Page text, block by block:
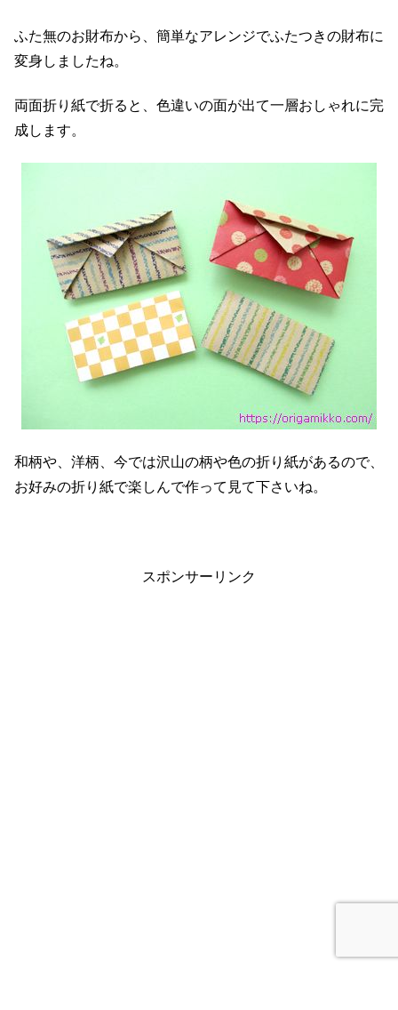
ふた無のお財布から、簡単なアレンジでふたつきの財布に
変身しましたね。
両面折り紙で折ると、色違いの面が出て一層おしゃれに完
成します。
和柄や、洋柄、今では沢山の柄や色の折り紙があるので、
お好みの折り紙で楽しんで作って見て下さいね。
スポンサーリンク